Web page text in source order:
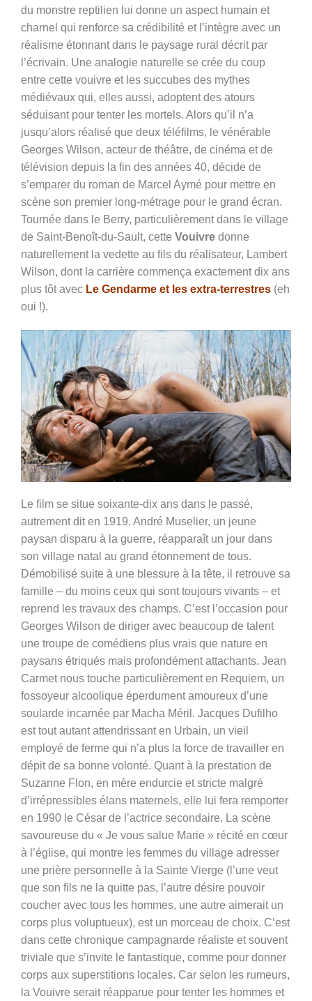
du monstre reptilien lui donne un aspect humain et
charnel qui renforce sa crédibilité et l’intègre avec un
réalisme étonnant dans le paysage rural décrit par
l’écrivain. Une analogie naturelle se crée du coup
entre cette vouivre et les succubes des mythes
médiévaux qui, elles aussi, adoptent des atours
séduisant pour tenter les mortels. Alors qu’il n’a
jusqu’alors réalisé que deux téléfilms, le vénérable
Georges Wilson, acteur de théâtre, de cinéma et de
télévision depuis la fin des années 40, décide de
s’emparer du roman de Marcel Aymé pour mettre en
scène son premier long-métrage pour le grand écran.
Tournée dans le Berry, particulièrement dans le village
de Saint-Benoît-du-Sault, cette Vouivre donne
naturellement la vedette au fils du réalisateur, Lambert
Wilson, dont la carrière commença exactement dix ans
plus tôt avec Le Gendarme et les extra-terrestres (eh
oui !).
Le film se situe soixante-dix ans dans le passé,
autrement dit en 1919. André Muselier, un jeune
paysan disparu à la guerre, réapparaît un jour dans
son village natal au grand étonnement de tous.
Démobilisé suite à une blessure à la tête, il retrouve sa
famille – du moins ceux qui sont toujours vivants – et
reprend les travaux des champs. C’est l’occasion pour
Georges Wilson de diriger avec beaucoup de talent
une troupe de comédiens plus vrais que nature en
paysans étriqués mais profondément attachants. Jean
Carmet nous touche particulièrement en Requiem, un
fossoyeur alcoolique éperdument amoureux d’une
soularde incarnée par Macha Méril. Jacques Dufilho
est tout autant attendrissant en Urbain, un vieil
employé de ferme qui n’a plus la force de travailler en
dépit de sa bonne volonté. Quant à la prestation de
Suzanne Flon, en mère endurcie et stricte malgré
d’irrépressibles élans maternels, elle lui fera remporter
en 1990 le César de l’actrice secondaire. La scène
savoureuse du « Je vous salue Marie » récité en cœur
à l’église, qui montre les femmes du village adresser
une prière personnelle à la Sainte Vierge (l’une veut
que son fils ne la quitte pas, l’autre désire pouvoir
coucher avec tous les hommes, une autre aimerait un
corps plus voluptueux), est un morceau de choix. C’est
dans cette chronique campagnarde réaliste et souvent
triviale que s’invite le fantastique, comme pour donner
corps aux superstitions locales. Car selon les rumeurs,
la Vouivre serait réapparue pour tenter les hommes et